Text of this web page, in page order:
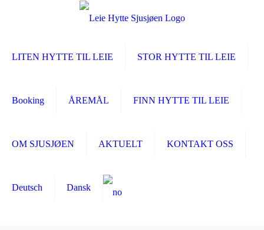
LITEN HYTTE TIL LEIE STOR HYTTE TIL LEIE
Booking ÅREMÅL FINN HYTTE TIL LEIE
OM SJUSJØEN AKTUELT KONTAKT OSS
Deutsch Dansk